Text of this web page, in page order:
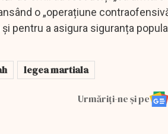
o „operațiune
pentru a asigura siguranța
legea martiala
Urmăriți-ne și pe